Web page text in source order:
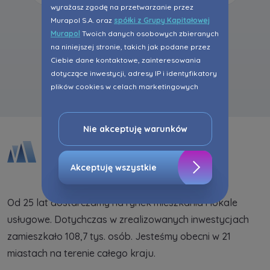
wyrażasz zgodę na przetwarzanie przez
Murapol S.A. oraz spółki z Grupy Kapitałowej
Murapol Twoich danych osobowych zbieranych
na niniejszej stronie, takich jak podane przez
Ciebie dane kontaktowe, zainteresowania
dotyczące inwestycji, adresy IP i identyfikatory
plików cookies w celach marketingowych
do Twoich potrzeb, w tym w oparciu o
profilowanie. Oczywiście, możesz nie wyrazić
przedmiotowej zgody klikając ”Nie akceptuję
warunków”.
Zaznaczamy, iż zgoda jest dobrowolna i
ustawieniach zaawansowanych Twojej
przeglądarki.
analitycznych i statystycznych służących
Nie akceptuję warunków
Akceptuję wszystkie
Wszystkie aktualności
Od 25 lat dostarczamy na rynek mieszkania i lokale
usługowe. Dotychczas w zrealizowanych inwestycjach
zamieszkało 108,7 tys. osób. Jesteśmy obecni w 21
miastach na terenie całego kraju.